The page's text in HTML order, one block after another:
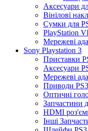
Аксесуари
Вінілові
Сумки для
PlayStation
Мережеві
Sony Playstation 3
Приставки
Аксесуари
Мережеві
Приводи PS3
Оптичні
Запчастини
HDMI
Інші